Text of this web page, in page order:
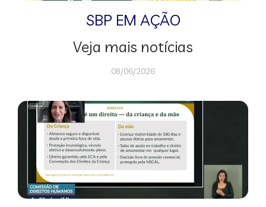
SBP EM AÇÃO
Veja mais notícias
08/06/2026